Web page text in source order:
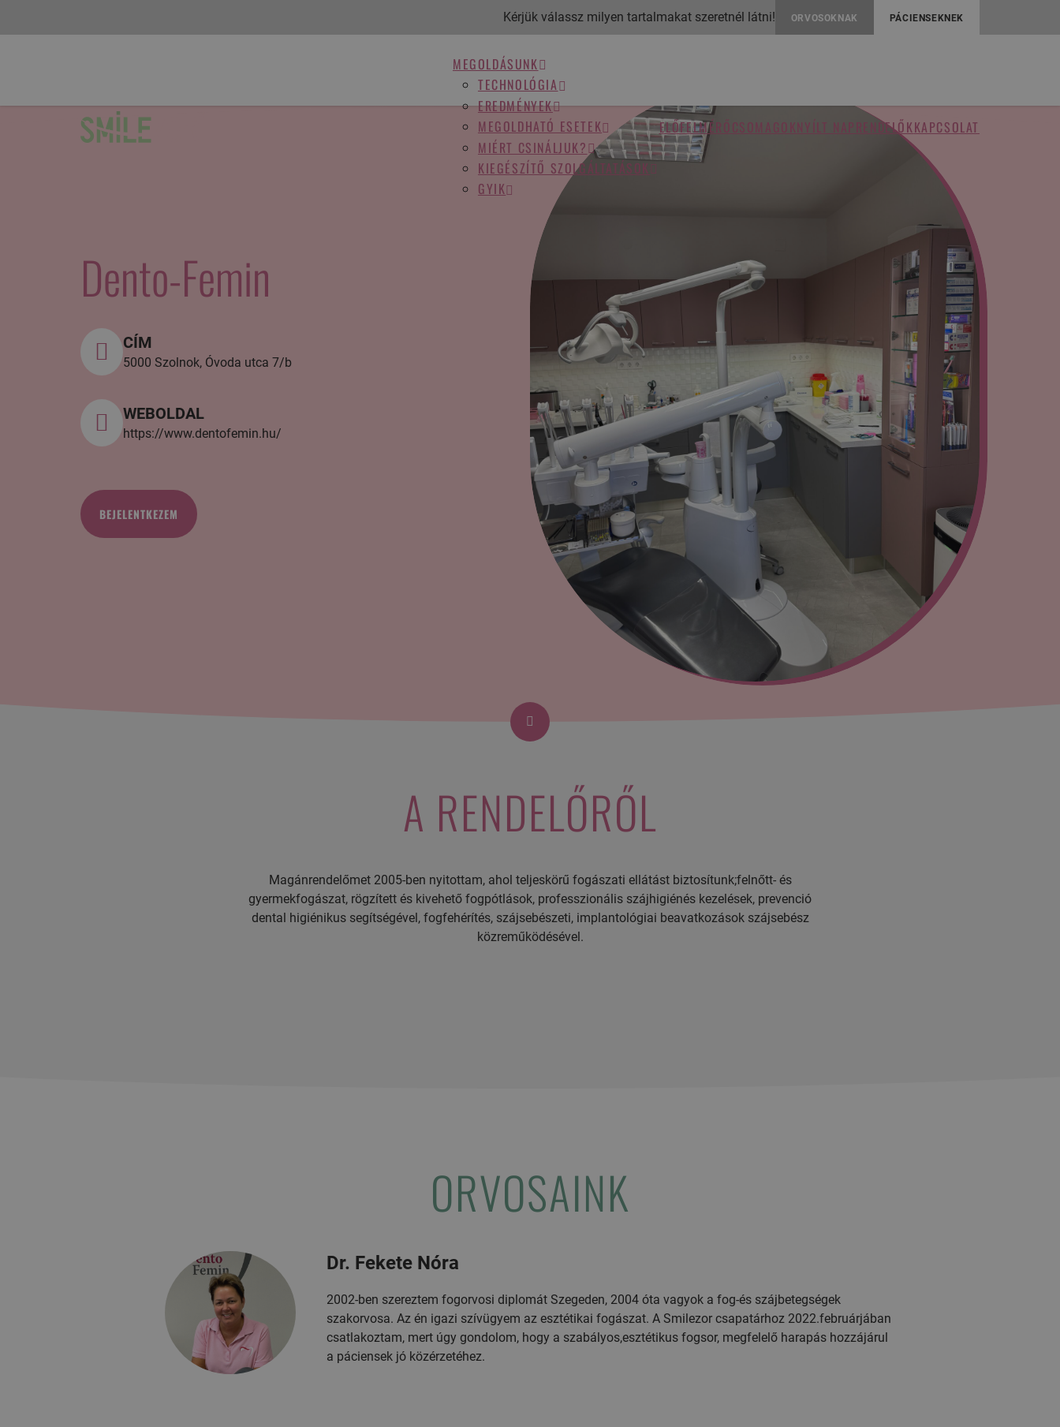
Kérjük válassz milyen tartalmakat szeretnél látni! ORVOSOKNAK PÁCIENSEKNEK
MEGOLDÁSUNK
TECHNOLÓGIA
EREDMÉNYEK
MEGOLDHATÓ ESETEK
MIÉRT CSINÁLJUK?
KIEGÉSZÍTŐ SZOLGÁLTATÁSOK
GYIK
ELŐFELMÉRŐ CSOMAGOKNYÍLT NAP RENDELŐKKAPCSOLAT
Dento-Femin
CÍM
5000 Szolnok, Óvoda utca 7/b
WEBOLDAL
https://www.dentofemin.hu/
BEJELENTKEZEM
A RENDELŐRŐL
Magánrendelőmet 2005-ben nyitottam, ahol teljeskörű fogászati ellátást biztosítunk;felnőtt- és
gyermekfogászat, rögzített és kivehető fogpótlások, professzionális szájhigiénés kezelések, prevenció
dental higiénikus segítségével, fogfehérítés, szájsebészeti, implantológiai beavatkozások szájsebész
közreműködésével.
ORVOSAINK
Dr. Fekete Nóra
2002-ben szereztem fogorvosi diplomát Szegeden, 2004 óta vagyok a fog-és szájbetegségek
szakorvosa. Az én igazi szívügyem az esztétikai fogászat. A Smilezor csapatárhoz 2022.februárjában
csatlakoztam, mert úgy gondolom, hogy a szabályos,esztétikus fogsor, megfelelő harapás hozzájárul
a páciensek jó közérzetéhez.